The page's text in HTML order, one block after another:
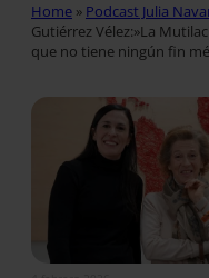
Home » Podcast Julia
Gutiérrez Vélez:»La
que no tiene ningún fin